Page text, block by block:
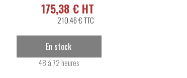
175,38 € HT
210,46 € TTC
En stock
48 à 72 heures